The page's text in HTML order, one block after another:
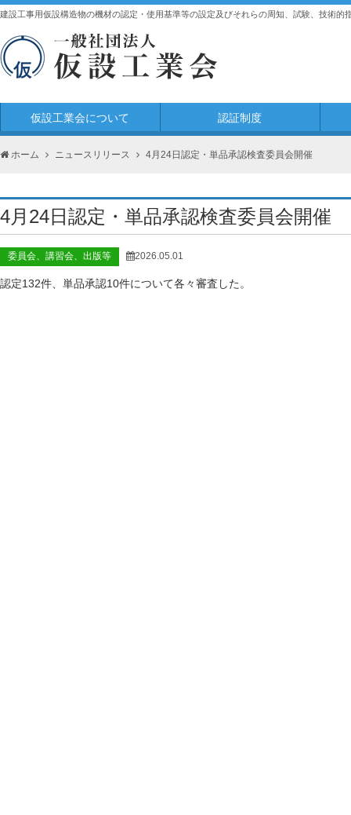
建設工事用仮設構造物の機材の認定・使用基準等の設定及びそれらの周知、試験、技術的
仮設工業会について 認証制度
ホーム ニュースリリース 4月24日認定・単品承認検査委員会開催
4月24日認定・単品承認検査委員会開催
委員会、講習会、出版等 2026.05.01
認定132件、単品承認10件について各々審査した。